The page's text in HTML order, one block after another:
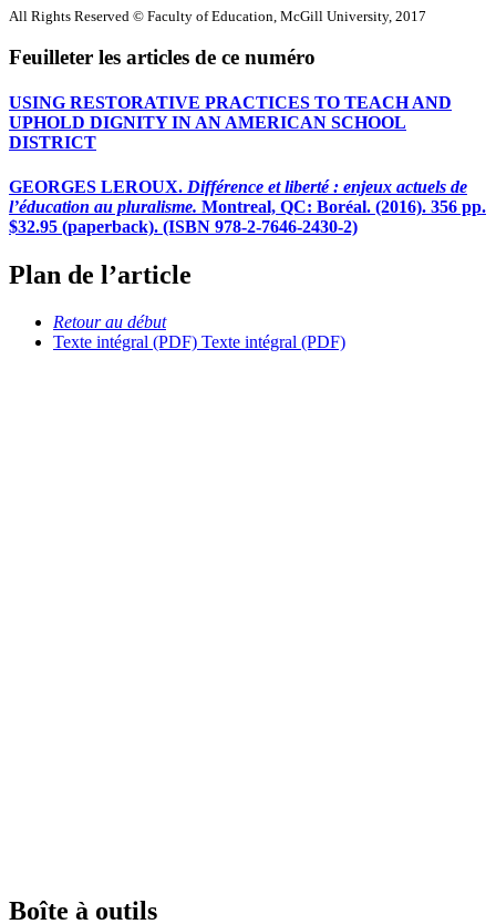
All Rights Reserved © Faculty of Education, McGill University, 2017
Feuilleter les articles de ce numéro
USING RESTORATIVE PRACTICES TO TEACH AND
UPHOLD DIGNITY IN AN AMERICAN SCHOOL
DISTRICT
GEORGES LEROUX. Différence et liberté : enjeux actuels de
l’éducation au pluralisme. Montreal, QC: Boréal. (2016). 356 pp.
$32.95 (paperback). (ISBN 978-2-7646-2430-2)
Plan de l’article
Retour au début
Texte intégral (PDF) Texte intégral (PDF)
Boîte à outils